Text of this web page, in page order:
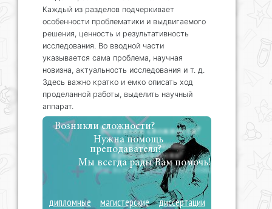
Каждый из разделов подчеркивает
особенности проблематики и выдвигаемого
решения, ценность и результативность
исследования. Во вводной части
указывается сама проблема, научная
новизна, актуальность исследования и т. д.
Здесь важно кратко и емко описать ход
проделанной работы, выделить научный
аппарат.
Возникли сложности?
Нужна помощь
преподавателя?
Мы всегда рады Вам помочь!
дипломные магистерские диссертации